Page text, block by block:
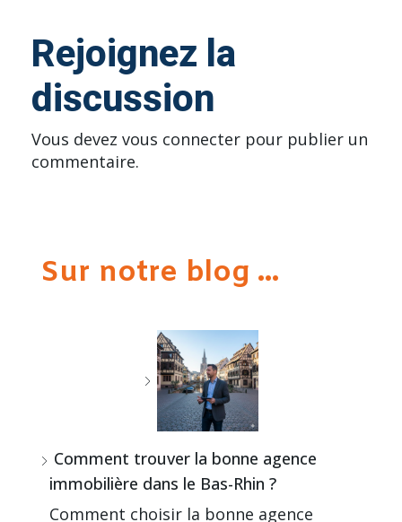
Rejoignez la
discussion
Vous devez vous connecter pour publier un
commentaire.
Sur notre blog ...
Comment trouver la bonne agence
immobilière dans le Bas-Rhin ?
Comment choisir la bonne agence